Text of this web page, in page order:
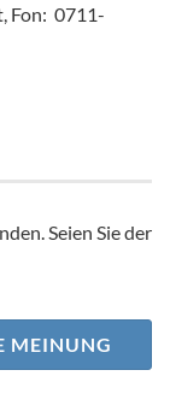
Fon: 0711-
Seien Sie der
MEINUNG